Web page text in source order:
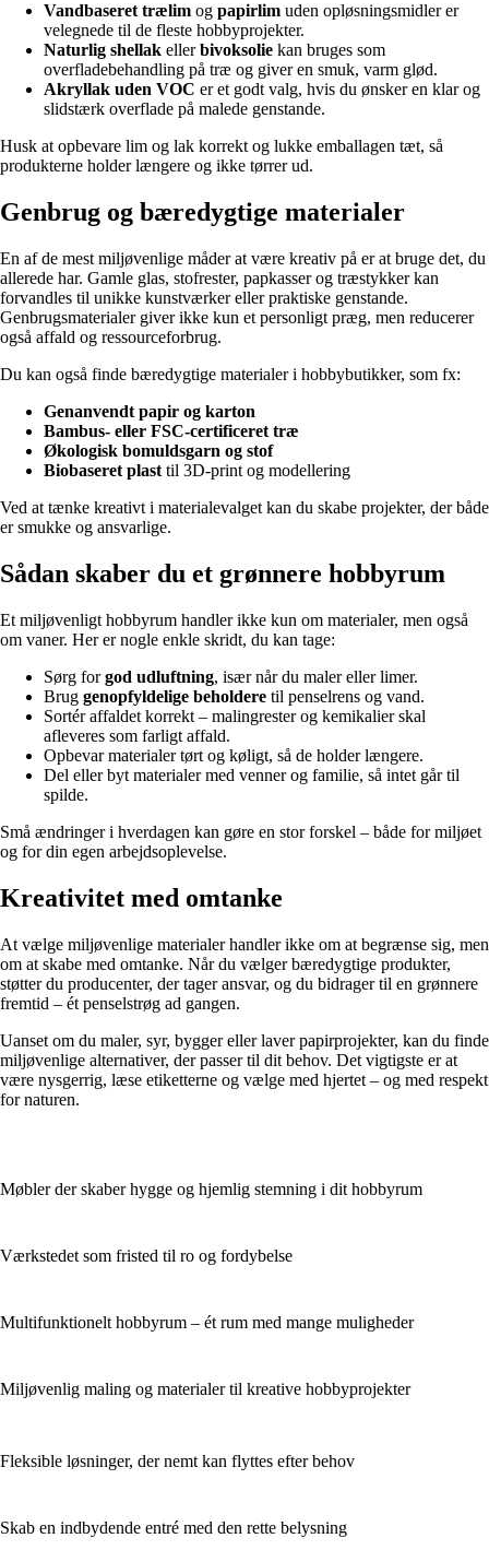
Vandbaseret trælim og papirlim uden opløsningsmidler er
velegnede til de fleste hobbyprojekter.
Naturlig shellak ellerbivoksolie kan bruges som
overfladebehandling på træ og giver en smuk, varm glød.
Akryllak uden VOC er et godt valg, hvis du ønsker en klar og
slidstærk overflade på malede genstande.
Husk at opbevare lim og lak korrekt og lukke emballagen tæt, så
produkterne holder længere og ikke tørrer ud.
Genbrug og bæredygtige materialer
En af de mest miljøvenlige måder at være kreativ på er at bruge det, du
allerede har. Gamle glas, stofrester, papkasser og træstykker kan
forvandles til unikke kunstværker eller praktiske genstande.
Genbrugsmaterialer giver ikke kun et personligt præg, men reducerer
også affald og ressourceforbrug.
Du kan også finde bæredygtige materialer i hobbybutikker, som fx:
Genanvendt papir og karton
Bambus- eller FSC-certificeret træ
Økologisk bomuldsgarn og stof
Biobaseret plast til 3D-print og modellering
Ved at tænke kreativt i materialevalget kan du skabe projekter, der både
er smukke og ansvarlige.
Sådan skaber du et grønnere hobbyrum
Et miljøvenligt hobbyrum handler ikke kun om materialer, men også
om vaner. Her er nogle enkle skridt, du kan tage:
Sørg forgod udluftning, især når du maler eller limer.
Brug genopfyldelige beholdere til penselrens og vand.
Sortér affaldet korrekt – malingrester og kemikalier skal
afleveres som farligt affald.
Opbevar materialer tørt og køligt, så de holder længere.
Del eller byt materialer med venner og familie, så intet går til
spilde.
Små ændringer i hverdagen kan gøre en stor forskel – både for miljøet
og for din egen arbejdsoplevelse.
Kreativitet med omtanke
At vælge miljøvenlige materialer handler ikke om at begrænse sig, men
om at skabe med omtanke. Når du vælger bæredygtige produkter,
støtter du producenter, der tager ansvar, og du bidrager til en grønnere
fremtid – ét penselstrøg ad gangen.
Uanset om du maler, syr, bygger eller laver papirprojekter, kan du finde
miljøvenlige alternativer, der passer til dit behov. Det vigtigste er at
være nysgerrig, læse etiketterne og vælge med hjertet – og med respekt
for naturen.
Møbler der skaber hygge og hjemlig stemning i dit hobbyrum
Værkstedet som fristed til ro og fordybelse
Multifunktionelt hobbyrum – ét rum med mange muligheder
Miljøvenlig maling og materialer til kreative hobbyprojekter
Fleksible løsninger, der nemt kan flyttes efter behov
Skab en indbydende entré med den rette belysning